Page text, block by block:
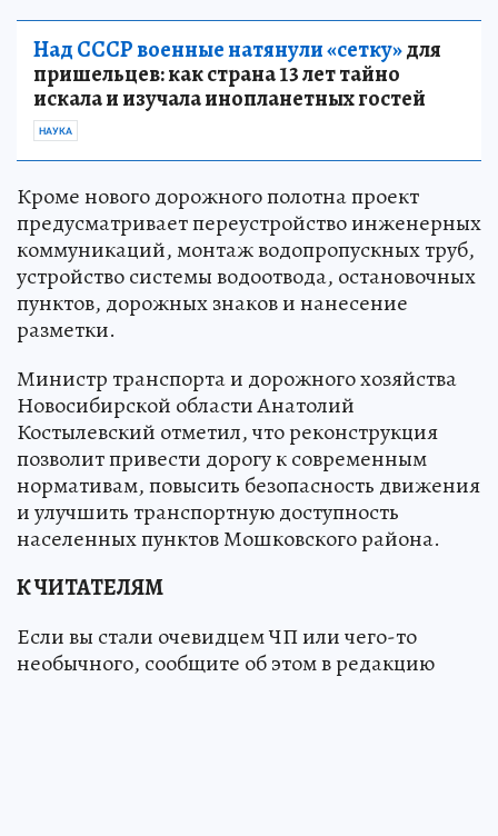
Над СССР военные натянули «сетку»для
пришельцев: как страна 13 лет тайно
искала и изучала инопланетных гостей
НАУКА
Кроме нового дорожного полотна проект
предусматривает переустройство инженерных
коммуникаций, монтаж водопропускных труб,
устройство системы водоотвода, остановочных
пунктов, дорожных знаков и нанесение
разметки.
Министр транспорта и дорожного хозяйства
Новосибирской области Анатолий
Костылевский отметил, что реконструкция
позволит привести дорогу к современным
нормативам, повысить безопасность движения
и улучшить транспортную доступность
населенных пунктов Мошковского района.
К ЧИТАТЕЛЯМ
Если вы стали очевидцем ЧП или чего-то
необычного, сообщите об этом в редакцию